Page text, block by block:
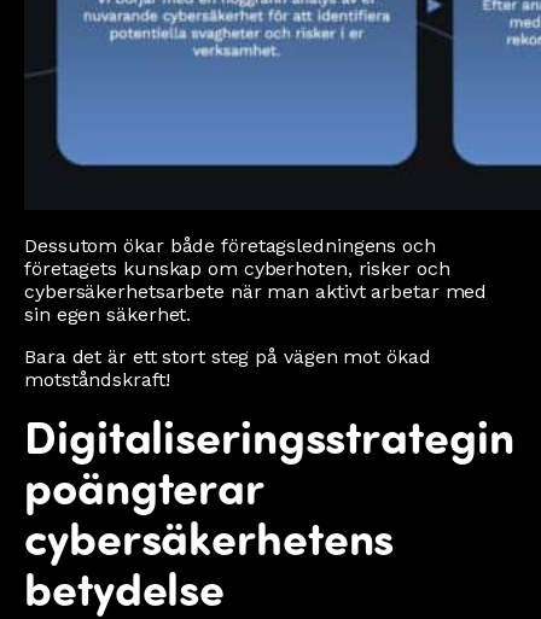
Dessutom ökar både företagsledningens och
företagets kunskap om cyberhoten, risker och
cybersäkerhetsarbete när man aktivt arbetar med
sin egen säkerhet.
Bara det är ett stort steg på vägen mot ökad
motståndskraft!
Digitaliseringsstrategin
poängterar
cybersäkerhetens
betydelse